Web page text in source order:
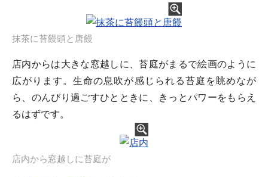
抹茶に苔饅頭と唐饅
店内からは大きな窓越しに、苔庭がまるで絵画のように
広がります。生命の息吹が感じられる苔庭を眺めなが
ら、のんびり過ごすひとときに、きっとパワーをもらえ
るはずです。
店内から窓越しに苔庭が